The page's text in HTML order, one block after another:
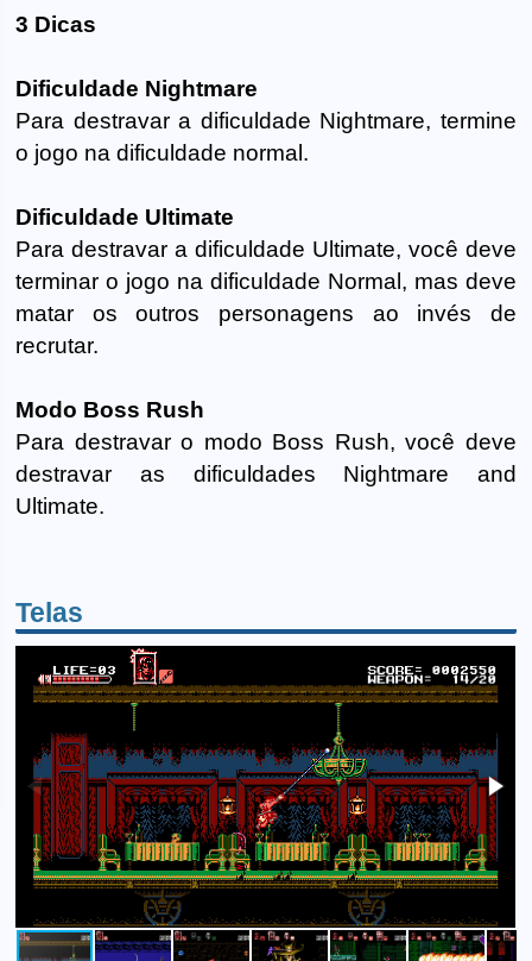
3 Dicas
Dificuldade Nightmare
Para destravar a dificuldade Nightmare, termine
o jogo na dificuldade normal.
Dificuldade Ultimate
Para destravar a dificuldade Ultimate, você deve
terminar o jogo na dificuldade Normal, mas deve
matar os outros personagens ao invés de
recrutar.
Modo Boss Rush
Para destravar o modo Boss Rush, você deve
destravar as dificuldades Nightmare and
Ultimate.
Telas